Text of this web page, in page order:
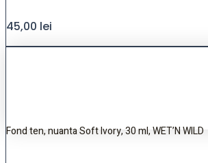
45,00 lei
Fond ten, nuanta Soft Ivory, 30 ml, WET’N WILD